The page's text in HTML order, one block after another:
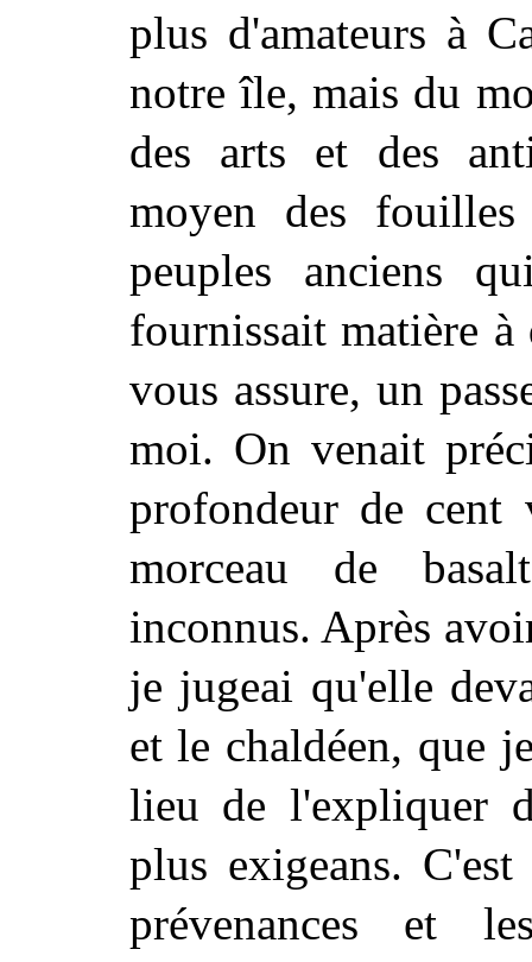
plus d'amateurs à
notre île, mais du
des arts et des
moyen des
peuples anciens
fournissait matière
vous assure, un
moi. On venait
profondeur de cent
morceau de
inconnus. Après
je jugeai qu'elle
et le chaldéen, que
lieu de l'expliquer
plus exigeans.
prévenances et